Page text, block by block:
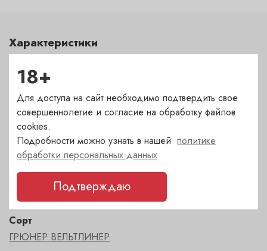
Характеристики
Цвет
белый
Сахар
сухое
Страна
Сорт
ГРЮНЕР ВЕЛЬТЛИНЕР
18+
Для доступа на сайт необходимо подтвердить свое
совершеннолетие и согласие на обработку файлов
cookies.
Подробности можно узнать в нашейполитике
обработки персональных данных
Подтверждаю